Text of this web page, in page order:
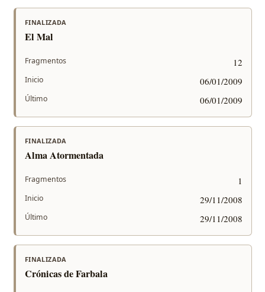
FINALIZADA
El Mal
Fragmentos 12
Inicio 06/01/2009
Último 06/01/2009
FINALIZADA
Alma Atormentada
Fragmentos 1
Inicio 29/11/2008
Último 29/11/2008
FINALIZADA
Crónicas de Farbala